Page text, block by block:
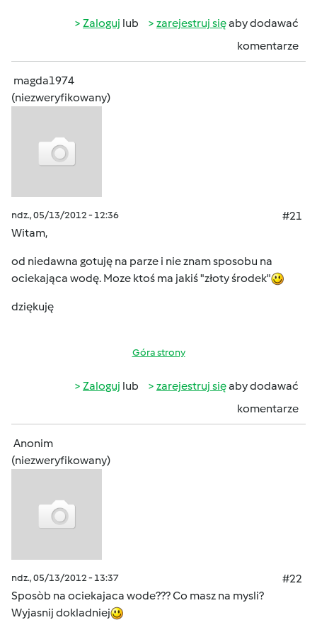
Zaloguj lub zarejestruj sięaby dodawać
komentarze
magda1974
(niezweryfikowany)
ndz., 05/13/2012 - 12:36
#21
Witam,
od niedawna gotuję na parze i nie znam sposobu na
ociekająca wodę. Moze ktoś ma jakiś "złoty środek"
dziękuję
Góra strony
Zaloguj lub zarejestruj sięaby dodawać
komentarze
Anonim
(niezweryfikowany)
ndz., 05/13/2012 - 13:37
#22
Sposòb na ociekajaca wode??? Co masz na mysli?
Wyjasnij dokladniej